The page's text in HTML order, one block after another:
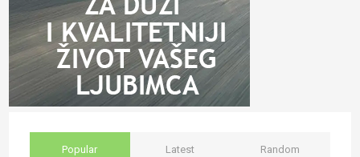
Popular Latest Random